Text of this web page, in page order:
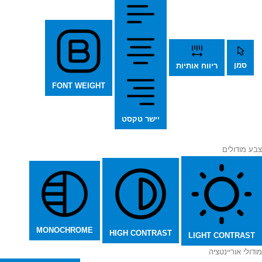
סמן ריווח אותיות
יישר טקסט
FONT WEIGHT
צבע מודולים
LIGHT CONTRAST
HIGH CONTRAST
MONOCHROME
מודולי אוריינטציה